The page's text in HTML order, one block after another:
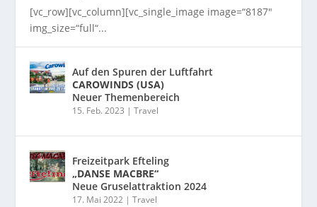
[vc_row][vc_column][vc_single_image image=“8187″
img_size=“full“...
Auf den Spuren der Luftfahrt
CAROWINDS (USA)
Neuer Themenbereich
15. Feb. 2023 |Travel
Freizeitpark Efteling
„DANSE MACBRE“
Neue Gruselattraktion 2024
17. Mai 2022 |Travel